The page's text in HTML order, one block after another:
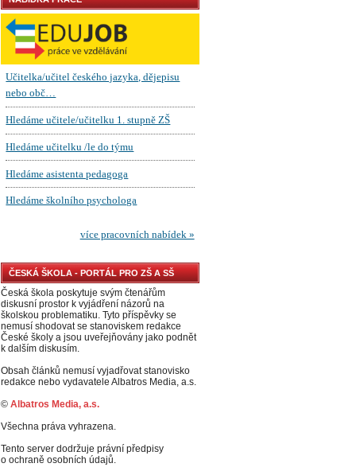
ČESKÁ ŠKOLA - PORTÁL PRO ZŠ A SŠ
Česká škola poskytuje svým čtenářům
diskusní prostor k vyjádření názorů na
školskou problematiku. Tyto příspěvky se
nemusí shodovat se stanoviskem redakce
České školy a jsou uveřejňovány jako podnět
k dalším diskusím.
Obsah článků nemusí vyjadřovat stanovisko
redakce nebo vydavatele Albatros Media, a.s.
© Albatros Media, a.s.
Všechna práva vyhrazena.
Tento server dodržuje právní předpisy
o ochraně osobních údajů.